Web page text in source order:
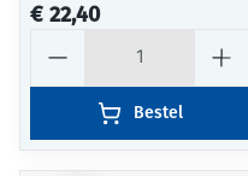
€ 22,40
Bestel